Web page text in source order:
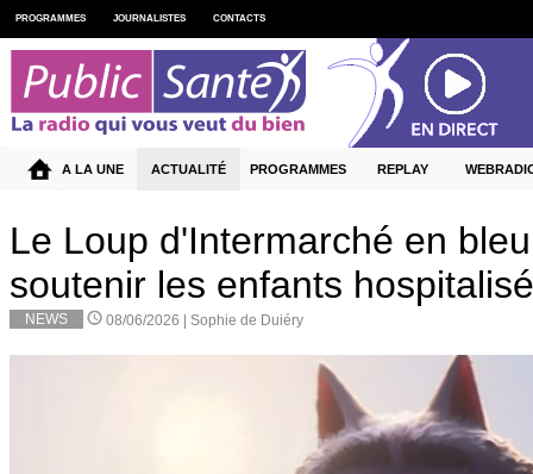
Le Loup d'Intermarché en
soutenir les enfants
NEWS 08/06/2026 | Sophie de Duiéry
PROGRAMMES JOURNALISTES CONTACTS
A LA UNE ACTUALITÉ PROGRAMMES REPLAY